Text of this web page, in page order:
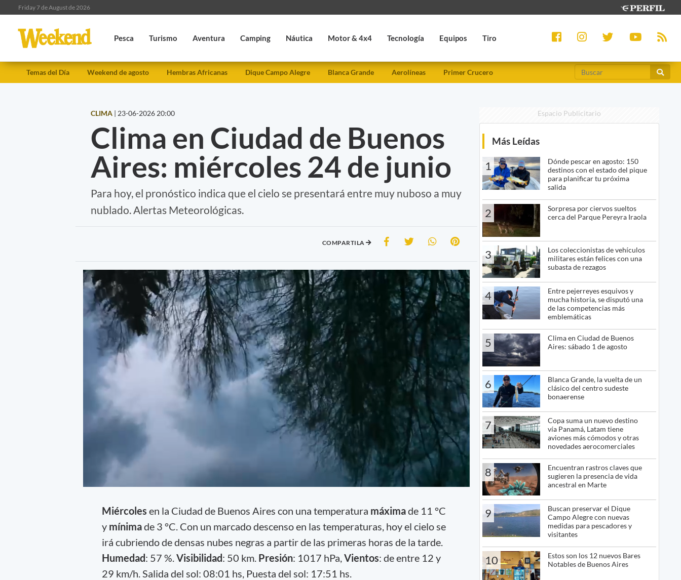
Friday 7 de August de 2026
Pesca Turismo Aventura Camping Náutica Motor & 4x4 Tecnología Equipos Tiro
Temas del Día Weekend de agosto Hembras Africanas Dique Campo Alegre Blanca Grande Aerolíneas Primer Crucero
CLIMA | 23-06-2026 20:00
Clima en Ciudad de Buenos
Aires: miércoles 24 de junio
Para hoy, el pronóstico indica que el cielo se presentará entre muy nuboso a muy
nublado. Alertas Meteorológicas.
COMPARTILA
Miércoles en la Ciudad de Buenos Aires con una temperatura máximade 11 °C
y mínimade 3 °C. Con un marcado descenso en las temperaturas, hoy el cielo se
irá cubriendo de densas nubes negras a partir de las primeras horas de la tarde.
Humedad: 57 %. Visibilidad: 50 km. Presión: 1017 hPa, Vientos: de entre 12 y
29 km/h. Salida del sol: 08:01 hs, Puesta del sol: 17:51 hs.
Espacio Publicitario
Más Leídas
1
Dónde pescar en agosto: 150
destinos con el estado del pique
para planificar tu próxima
salida
2
Sorpresa por ciervos sueltos
cerca del Parque Pereyra Iraola
3
Los coleccionistas de vehículos
militares están felices con una
subasta de rezagos
4
Entre pejerreyes esquivos y
mucha historia, se disputó una
de las competencias más
emblemáticas
5
Clima en Ciudad de Buenos
Aires: sábado 1 de agosto
6
Blanca Grande, la vuelta de un
clásico del centro sudeste
bonaerense
7
Copa suma un nuevo destino
vía Panamá, Latam tiene
aviones más cómodos y otras
novedades aerocomerciales
8
Encuentran rastros claves que
sugieren la presencia de vida
ancestral en Marte
9
Buscan preservar el Dique
Campo Alegre con nuevas
medidas para pescadores y
visitantes
10
Estos son los 12 nuevos Bares
Notables de Buenos Aires